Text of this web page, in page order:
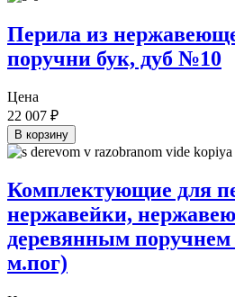
Перила из
поручни бук, дуб №10
Цена
22 007 ₽
В корзину
Комплектующие для
нержавейки,
деревянным поручнем
м.пог)